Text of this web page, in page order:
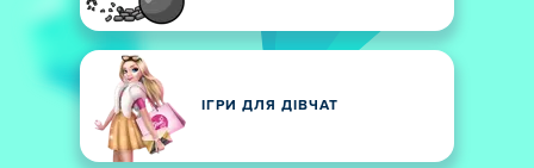
ІГРИ ДЛЯ ДІВЧАТ